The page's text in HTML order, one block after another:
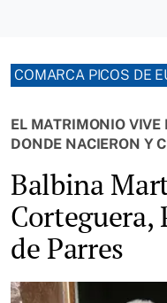
COMARCA PICOS DE
EL MATRIMONIO VIVE
DONDE NACIERON Y
Balbina
Corteguera,
de Parres